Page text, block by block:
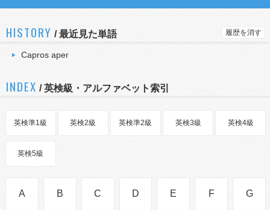
HISTORY /最近見た単語 履歴を消す
Capros aper
INDEX / 英検級・アルファベット索引
英検準1級 英検2級 英検準2級 英検3級 英検4級
英検5級
A B C D E F G